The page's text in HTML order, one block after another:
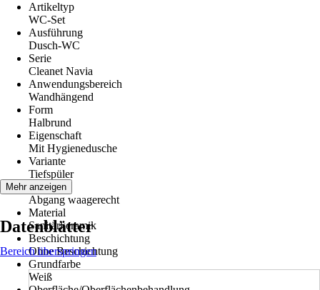
Artikeltyp
WC-Set
Ausführung
Dusch-WC
Serie
Cleanet Navia
Anwendungsbereich
Wandhängend
Form
Halbrund
Eigenschaft
Mit Hygienedusche
Variante
Tiefspüler
Abgang
Abgang waagerecht
Material
Sanitärkeramik
Beschichtung
Ohne Beschichtung
Grundfarbe
Weiß
Mehr anzeigen
Datenblätter
Bereich überspringen